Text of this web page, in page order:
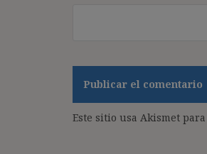
Este sitio usa Akismet